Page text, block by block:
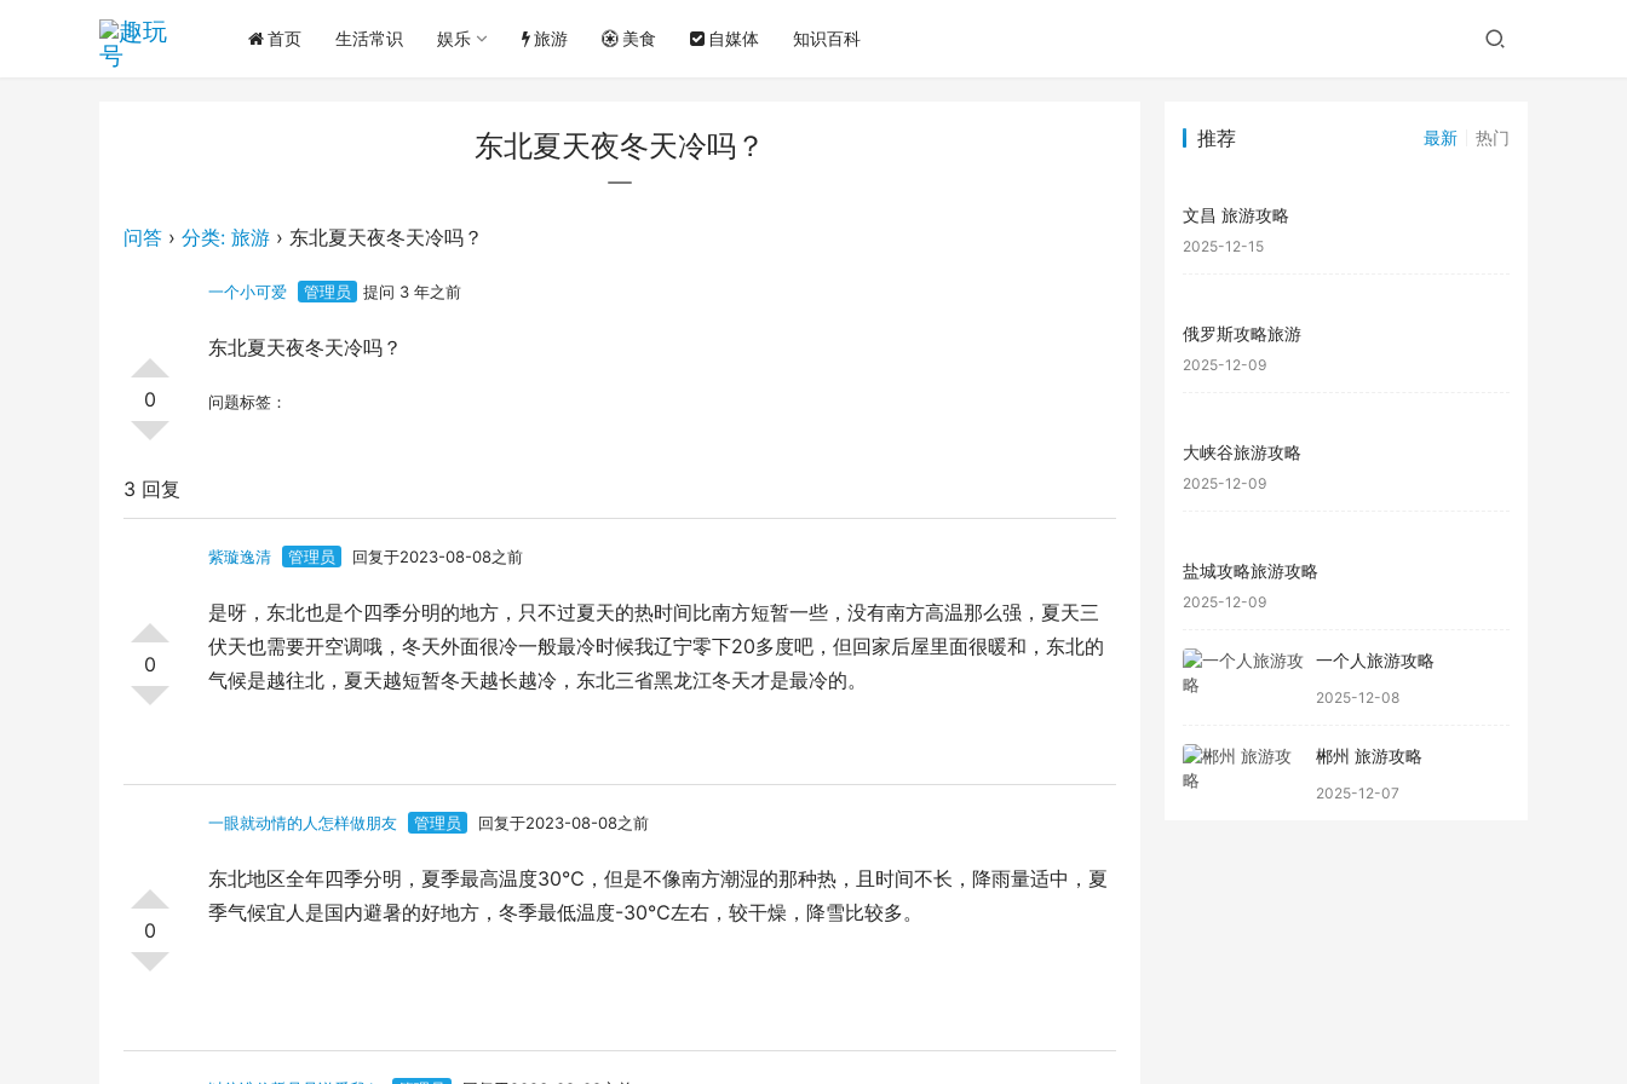
首页 生活常识 娱乐 旅游 美食 自媒体 知识百科
东北夏天夜冬天冷吗？
问答 › 分类: 旅游 › 东北夏天夜冬天冷吗？
0
一个小可爱 管理员 提问 3 年之前
东北夏天夜冬天冷吗？
问题标签：
3 回复
0
紫璇逸清 管理员 回复于2023-08-08之前
是呀，东北也是个四季分明的地方，只不过夏天的热时间比南方短暂一些，没有南方高温那么强，夏天三
伏天也需要开空调哦，冬天外面很冷一般最冷时候我辽宁零下20多度吧，但回家后屋里面很暖和，东北的
气候是越往北，夏天越短暂冬天越长越冷，东北三省黑龙江冬天才是最冷的。
0
一眼就动情的人怎样做朋友 管理员 回复于2023-08-08之前
东北地区全年四季分明，夏季最高温度30℃，但是不像南方潮湿的那种热，且时间不长，降雨量适中，夏
季气候宜人是国内避暑的好地方，冬季最低温度-30℃左右，较干燥，降雪比较多。
推荐 最新 热门
文昌 旅游攻略
2025-12-15
俄罗斯攻略旅游
2025-12-09
大峡谷旅游攻略
2025-12-09
盐城攻略旅游攻略
2025-12-09
一个人旅游攻略
2025-12-08
郴州 旅游攻略
2025-12-07